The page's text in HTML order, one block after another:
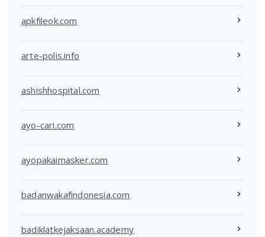
apkfileok.com
arte-polis.info
ashishhospital.com
ayo-cari.com
ayopakaimasker.com
badanwakafindonesia.com
badiklatkejaksaan.academy